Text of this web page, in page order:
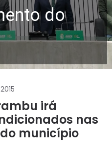
do
irá
nas
município